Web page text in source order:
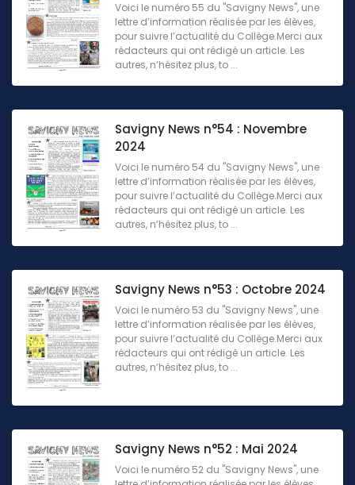
Voici le numéro 55 du "Savigny News", une
lettre d’information réalisée par les élèves,
pour suivre l’actualité du Collège.Merci aux
rédacteurs qui ont rédigé un article. Les
autres, n’hésitez plus, to ...
Savigny News n°54 : Novembre
2024
Voici le numéro 54 du "Savigny News", une
lettre d’information réalisée par les élèves,
pour suivre l’actualité du Collège.Merci aux
rédacteurs qui ont rédigé un article. Les
autres, n’hésitez plus, to ...
Savigny News n°53 : Octobre 2024
Voici le numéro 53 du "Savigny News", une
lettre d’information réalisée par les élèves,
pour suivre l’actualité du Collège.Merci aux
rédacteurs qui ont rédigé un article. Les
autres, n’hésitez plus, to ...
Savigny News n°52 : Mai 2024
Voici le numéro 52 du "Savigny News", une